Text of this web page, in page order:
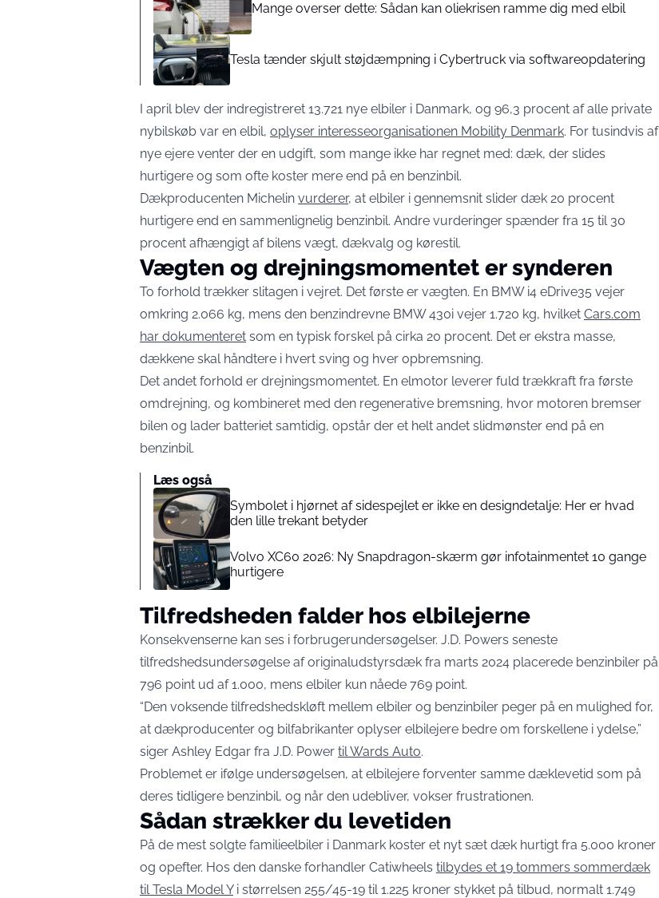
Mange overser dette: Sådan kan oliekrisen ramme dig med elbil
Tesla tænder skjult støjdæmpning i Cybertruck via softwareopdatering
I april blev der indregistreret 13.721 nye elbiler i Danmark, og 96,3 procent af alle private
nybilskøb var en elbil, oplyser interesseorganisationen Mobility Denmark. For tusindvis af
nye ejere venter der en udgift, som mange ikke har regnet med: dæk, der slides
hurtigere og som ofte koster mere end på en benzinbil.
Dækproducenten Michelin vurderer, at elbiler i gennemsnit slider dæk 20 procent
hurtigere end en sammenlignelig benzinbil. Andre vurderinger spænder fra 15 til 30
procent afhængigt af bilens vægt, dækvalg og kørestil.
Vægten og drejningsmomentet er synderen
To forhold trækker slitagen i vejret. Det første er vægten. En BMW i4 eDrive35 vejer
omkring 2.066 kg, mens den benzindrevne BMW 430i vejer 1.720 kg, hvilket Cars.com
har dokumenteret som en typisk forskel på cirka 20 procent. Det er ekstra masse,
dækkene skal håndtere i hvert sving og hver opbremsning.
Det andet forhold er drejningsmomentet. En elmotor leverer fuld trækkraft fra første
omdrejning, og kombineret med den regenerative bremsning, hvor motoren bremser
bilen og lader batteriet samtidig, opstår der et helt andet slidmønster end på en
benzinbil.
Læs også
Symbolet i hjørnet af sidespejlet er ikke en designdetalje: Her er hvad
den lille trekant betyder
Volvo XC60 2026: Ny Snapdragon-skærm gør infotainmentet 10 gange
hurtigere
Tilfredsheden falder hos elbilejerne
Konsekvenserne kan ses i forbrugerundersøgelser. J.D. Powers seneste
tilfredshedsundersøgelse af originaludstyrsdæk fra marts 2024 placerede benzinbiler på
796 point ud af 1.000, mens elbiler kun nåede 769 point.
“Den voksende tilfredshedskløft mellem elbiler og benzinbiler peger på en mulighed for,
at dækproducenter og bilfabrikanter oplyser elbilejere bedre om forskellene i ydelse,”
siger Ashley Edgar fra J.D. Power til Wards Auto.
Problemet er ifølge undersøgelsen, at elbilejere forventer samme dæklevetid som på
deres tidligere benzinbil, og når den udebliver, vokser frustrationen.
Sådan strækker du levetiden
På de mest solgte familieelbiler i Danmark koster et nyt sæt dæk hurtigt fra 5.000 kroner
og opefter. Hos den danske forhandler Catiwheels tilbydes et 19 tommers sommerdæk
til Tesla Model Yi størrelsen 255/45-19 til 1.225 kroner stykket på tilbud, normalt 1.749